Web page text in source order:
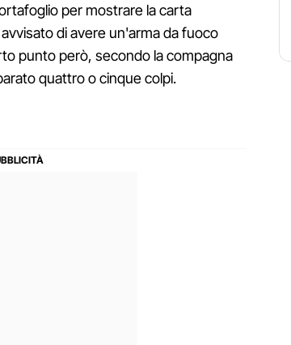
per mostrare la carta
di avere un'arma da fuoco
punto però, secondo la compagna
quattro o cinque colpi.